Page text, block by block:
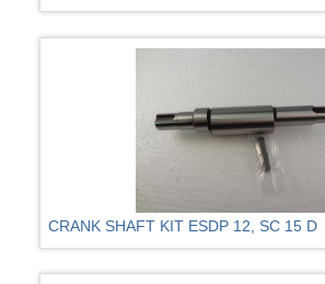
CRANK SHAFT KIT ESDP 12, SC 15 D